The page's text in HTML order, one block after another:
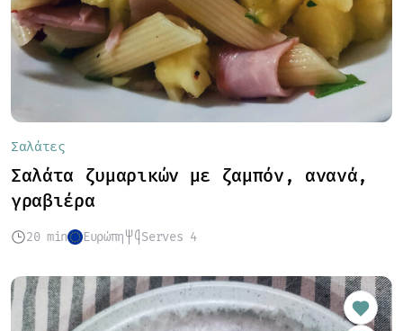
Σαλάτες
Σαλάτα ζυμαρικών με ζαμπόν, ανανά,
γραβιέρα
20 min Ευρώπη Serves 4